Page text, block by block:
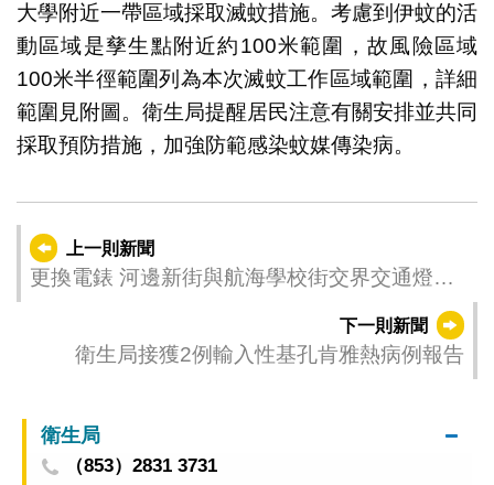
大學附近一帶區域採取滅蚊措施。考慮到伊蚊的活
動區域是孳生點附近約100米範圍，故風險區域
100米半徑範圍列為本次滅蚊工作區域範圍，詳細
範圍見附圖。衛生局提醒居民注意有關安排並共同
採取預防措施，加強防範感染蚊媒傳染病。
上一則新聞
更換電錶 河邊新街與航海學校街交界交通燈周
下一則新聞
衛生局接獲2例輸入性基孔肯雅熱病例報告
衛生局
（853）2831 3731